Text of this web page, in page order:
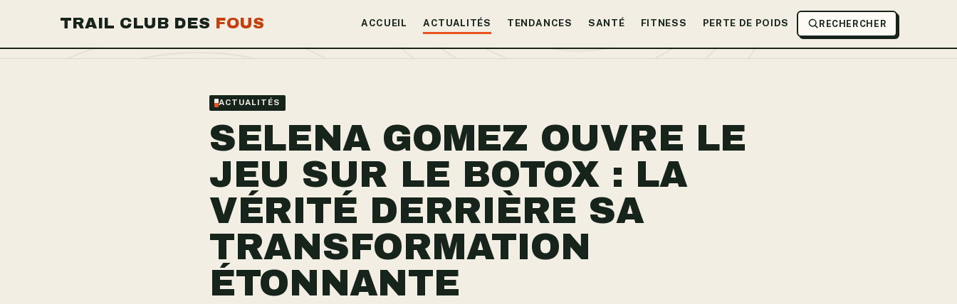
TRAIL CLUB DES FOUS ACCUEIL ACTUALITÉS TENDANCES SANTÉ FITNESS PERTE DE POIDS RECHERCHER
ACTUALITÉS
SELENA GOMEZ OUVRE LE
JEU SUR LE BOTOX : LA
VÉRITÉ DERRIÈRE SA
TRANSFORMATION
ÉTONNANTE